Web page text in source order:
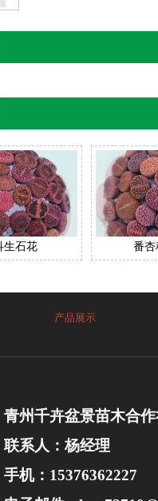
生石花 番杏
产品展示
青州千卉盆景苗木合
联系人：杨经理
手机：15376362227